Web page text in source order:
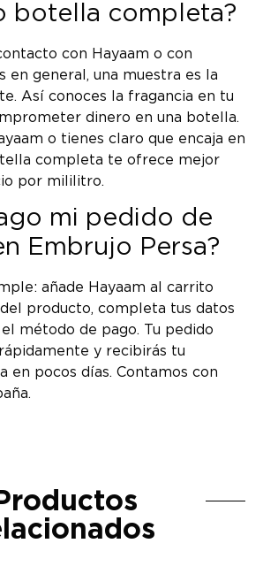
botella completa?
con Hayaam o con
en general, una muestra es la
Así conoces la fragancia en tu
dinero en una botella.
o tienes claro que encaja en
completa te ofrece mejor
por mililitro.
mi pedido de
Embrujo Persa?
añade Hayaam al carrito
producto, completa tus datos
método de pago. Tu pedido
y recibirás tu
en pocos días. Contamos con